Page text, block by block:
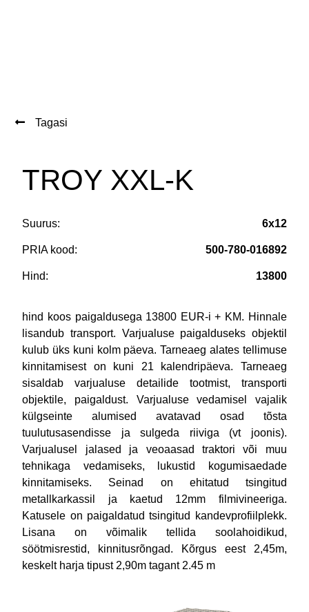
Tagasi
TROY XXL-K
Suurus: 6x12
PRIA kood: 500-780-016892
Hind: 13800
hind koos paigaldusega 13800 EUR-i + KM. Hinnale
lisandub transport. Varjualuse paigalduseks objektil
kulub üks kuni kolm päeva. Tarneaeg alates tellimuse
kinnitamisest on kuni 21 kalendripäeva. Tarneaeg
sisaldab varjualuse detailide tootmist, transporti
objektile, paigaldust. Varjualuse vedamisel vajalik
külgseinte alumised avatavad osad tõsta
tuulutusasendisse ja sulgeda riiviga (vt joonis).
Varjualusel jalased ja veoaasad traktori või muu
tehnikaga vedamiseks, lukustid kogumisaedade
kinnitamiseks. Seinad on ehitatud tsingitud
metallkarkassil ja kaetud 12mm filmivineeriga.
Katusele on paigaldatud tsingitud kandevprofiilplekk.
Lisana on võimalik tellida soolahoidikud,
söötmisrestid, kinnitusrõngad. Kõrgus eest 2,45m,
keskelt harja tipust 2,90m tagant 2.45 m